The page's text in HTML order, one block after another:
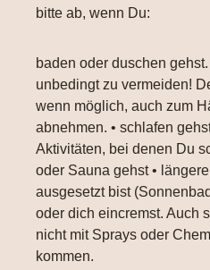
bitte ab, wenn Du:
baden oder duschen
unbedingt zu vermeiden!
wenn möglich, auch zum
abnehmen. • schlafen
Aktivitäten, bei denen Du
oder Sauna gehst •
ausgesetzt bist
oder dich eincremst. Auch
nicht mit Sprays oder
kommen.